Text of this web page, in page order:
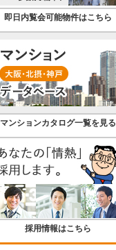
即日内覧会可能物件はこちら
マンションカタログ一覧を見る
採用情報はこちら